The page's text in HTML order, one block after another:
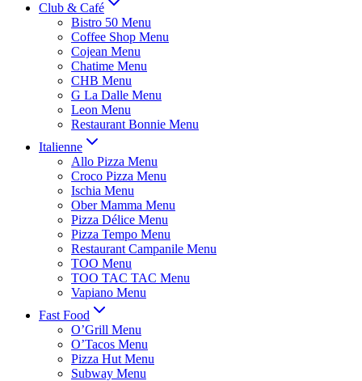
Club & Café
Bistro 50 Menu
Coffee Shop Menu
Cojean Menu
Chatime Menu
CHB Menu
G La Dalle Menu
Leon Menu
Restaurant Bonnie Menu
Italienne
Allo Pizza Menu
Croco Pizza Menu
Ischia Menu
Ober Mamma Menu
Pizza Délice Menu
Pizza Tempo Menu
Restaurant Campanile Menu
TOO Menu
TOO TAC TAC Menu
Vapiano Menu
Fast Food
O’Grill Menu
O’Tacos Menu
Pizza Hut Menu
Subway Menu